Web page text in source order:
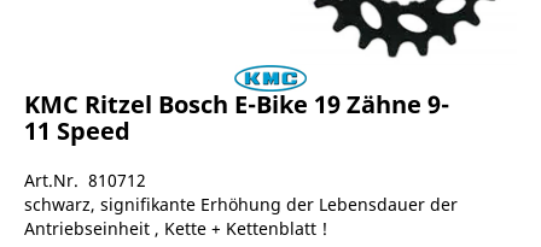
KMC Ritzel Bosch E-Bike 19 Zähne 9-
11 Speed
Art.Nr. 810712
schwarz, signifikante Erhöhung der Lebensdauer der
Antriebseinheit , Kette + Kettenblatt !